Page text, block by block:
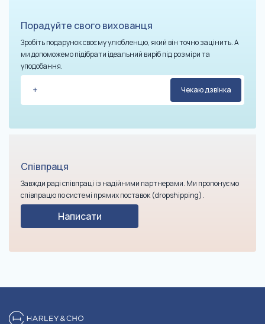
Порадуйте свого вихованця
Зробіть подарунок своєму улюбленцю, який він точно зацінить. А
ми допоможемо підібрати ідеальний виріб під розміри та
уподобання.
Співпраця
Завжди раді співпраці із надійними партнерами. Ми пропонуємо
співпрацю по системі прямих поставок (dropshipping).
Написати